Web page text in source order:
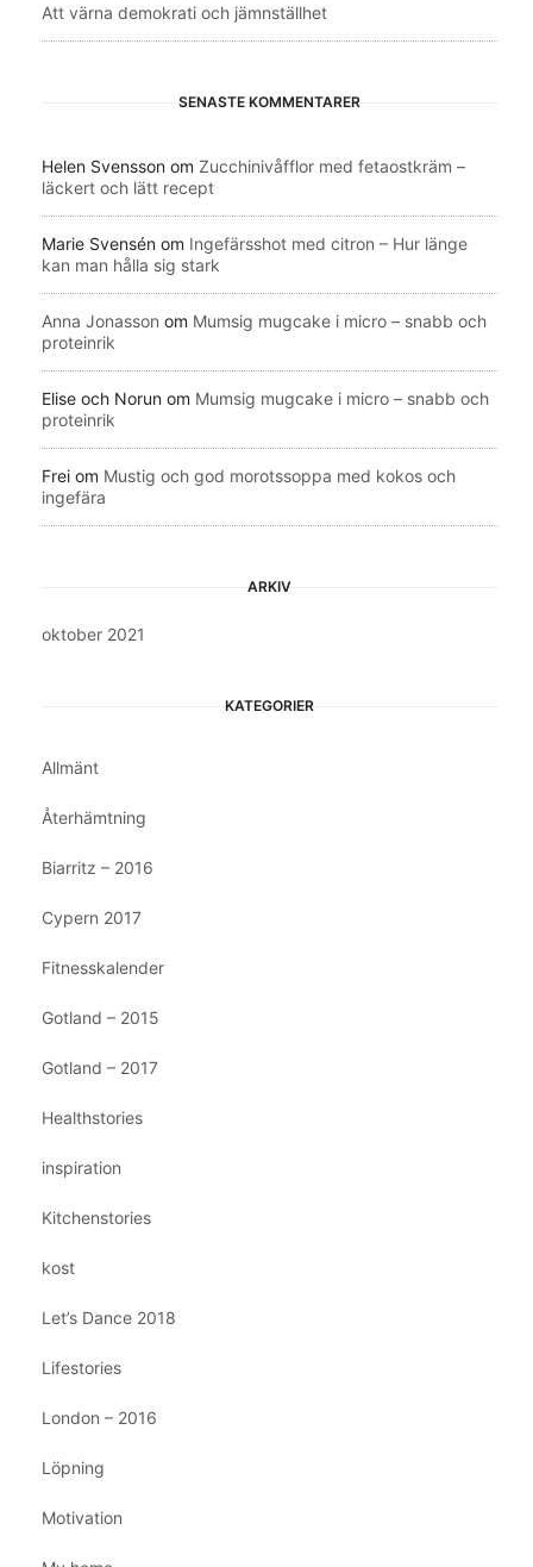
Att värna demokrati och jämnställhet
SENASTE KOMMENTARER
Helen Svensson om Zucchinivåfflor med fetaostkräm –
läckert och lätt recept
Marie Svensén om Ingefärsshot med citron – Hur länge
kan man hålla sig stark
Anna Jonasson om Mumsig mugcake i micro – snabb och
proteinrik
Elise och Norun om Mumsig mugcake i micro – snabb och
proteinrik
Frei om Mustig och god morotssoppa med kokos och
ingefära
ARKIV
oktober 2021
KATEGORIER
Allmänt
Återhämtning
Biarritz – 2016
Cypern 2017
Fitnesskalender
Gotland – 2015
Gotland – 2017
Healthstories
inspiration
Kitchenstories
kost
Let’s Dance 2018
Lifestories
London – 2016
Löpning
Motivation